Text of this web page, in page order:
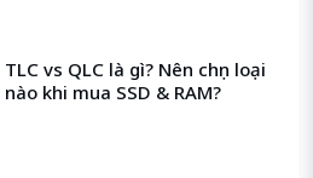
tốc độ 50ppm/100ipm, quét
giấy tự động ( ADF ) 100 tờ A4
TLC vs QLC là gì? Nên chọn loại
nào khi mua SSD & RAM?